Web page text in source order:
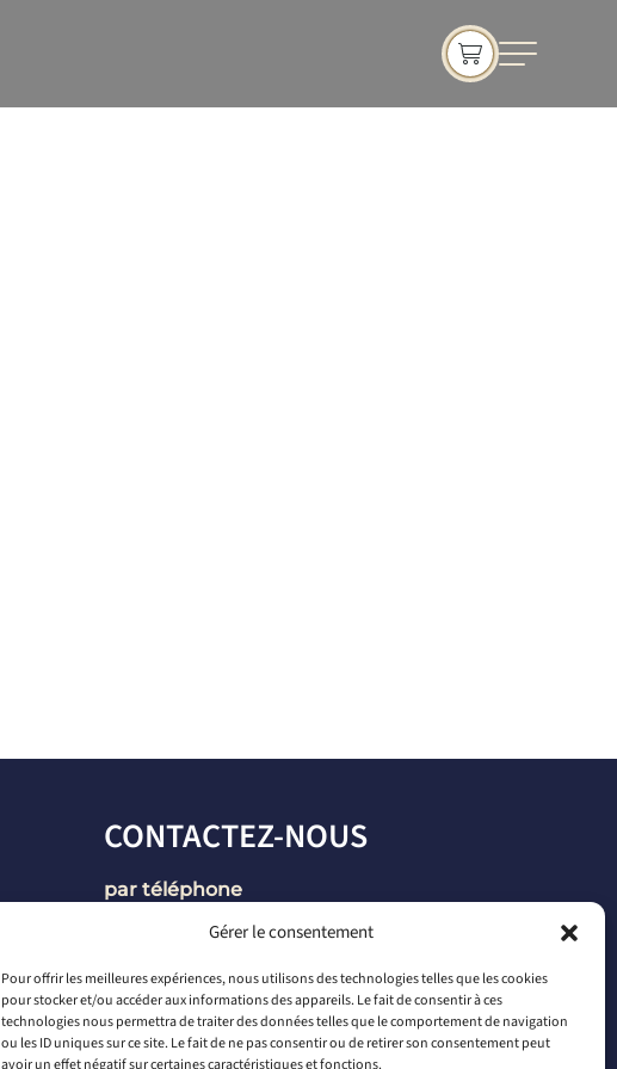
Gérer le consentement
Pour offrir les meilleures expériences, nous utilisons des technologies telles que les cookies
pour stocker et/ou accéder aux informations des appareils. Le fait de consentir à ces
technologies nous permettra de traiter des données telles que le comportement de navigation
ou les ID uniques sur ce site. Le fait de ne pas consentir ou de retirer son consentement peut
avoir un effet négatif sur certaines caractéristiques et fonctions.
CONTACTEZ-NOUS
par téléphone
+33 2 46 65 56 66
par mail
contact@connectiled.com